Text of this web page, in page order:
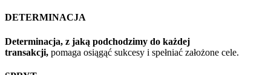
DETERMINACJA
Determinacja, z jaką podchodzimy do każdej
transakcji, pomaga osiągąć sukcesy i spełniać założone cele.